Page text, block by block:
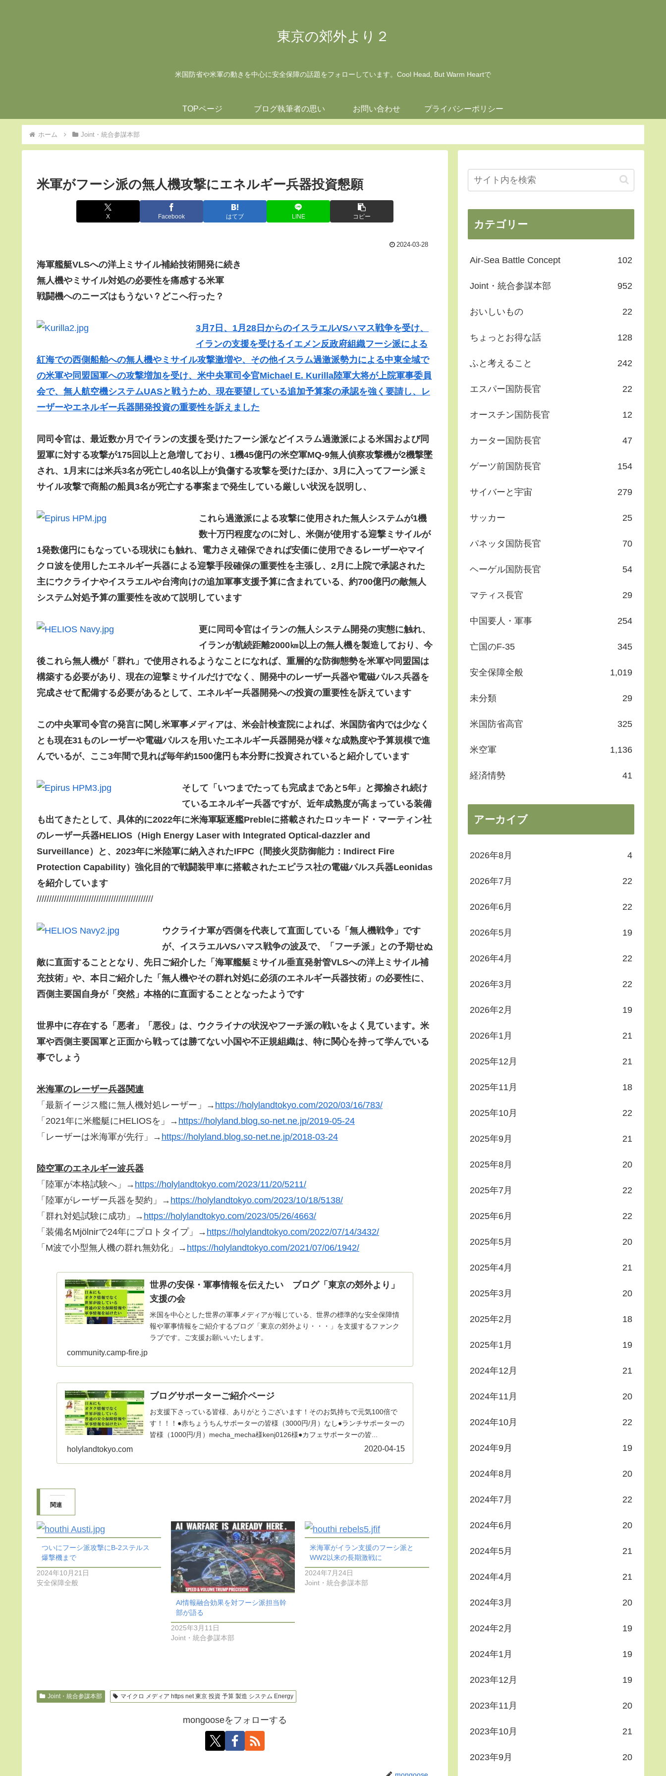
東京の郊外より２
米国防省や米軍の動きを中心に安全保障の話題をフォローしています。Cool Head, But Warm Heartで
TOPページ ブログ執筆者の思い お問い合わせ プライバシーポリシー
ホーム Joint・統合参謀本部
米軍がフーシ派の無人機攻撃にエネルギー兵器投資懇願
X Facebook はてブ LINE コピー
2024-03-28
海軍艦艇VLSへの洋上ミサイル補給技術開発に続き
無人機やミサイル対処の必要性を痛感する米軍
戦闘機へのニーズはもうない？どこへ行った？
3月7日、1月28日からのイスラエルVSハマス戦争を受け、
イランの支援を受けるイエメン反政府組織フーシ派による
紅海での西側船舶への無人機やミサイル攻撃激増や、その他イスラム過激派勢力による中東全域で
の米軍や同盟国軍への攻撃増加を受け、米中央軍司令官Michael E. Kurilla陸軍大将が上院軍事委員
会で、無人航空機システムUASと戦うため、現在要望している追加予算案の承認を強く要請し、レ
ーザーやエネルギー兵器開発投資の重要性を訴えました
同司令官は、最近数か月でイランの支援を受けたフーシ派などイスラム過激派による米国および同
盟軍に対する攻撃が175回以上と急増しており、1機45億円の米空軍MQ-9無人偵察攻撃機が2機撃墜
され、1月末には米兵3名が死亡し40名以上が負傷する攻撃を受けたほか、3月に入ってフーシ派ミ
サイル攻撃で商船の船員3名が死亡する事案まで発生している厳しい状況を説明し、
これら過激派による攻撃に使用された無人システムが1機
数十万円程度なのに対し、米側が使用する迎撃ミサイルが
1発数億円にもなっている現状にも触れ、電力さえ確保できれば安価に使用できるレーザーやマイ
クロ波を使用したエネルギー兵器による迎撃手段確保の重要性を主張し、2月に上院で承認された
主にウクライナやイスラエルや台湾向けの追加軍事支援予算に含まれている、約700億円の敵無人
システム対処予算の重要性を改めて説明しています
更に同司令官はイランの無人システム開発の実態に触れ、
イランが航続距離2000㎞以上の無人機を製造しており、今
後これら無人機が「群れ」で使用されるようなことになれば、重層的な防御態勢を米軍や同盟国は
構築する必要があり、現在の迎撃ミサイルだけでなく、開発中のレーザー兵器や電磁パルス兵器を
完成させて配備する必要があるとして、エネルギー兵器開発への投資の重要性を訴えています
この中央軍司令官の発言に関し米軍事メディアは、米会計検査院によれば、米国防省内では少なく
とも現在31ものレーザーや電磁パルスを用いたエネルギー兵器開発が様々な成熟度や予算規模で進
んでいるが、ここ3年間で見れば毎年約1500億円も本分野に投資されていると紹介しています
そして「いつまでたっても完成まであと5年」と揶揄され続け
ているエネルギー兵器ですが、近年成熟度が高まっている装備
も出てきたとして、具体的に2022年に米海軍駆逐艦Prebleに搭載されたロッキード・マーティン社
のレーザー兵器HELIOS（High Energy Laser with Integrated Optical-dazzler and
Surveillance）と、2023年に米陸軍に納入されたIFPC（間接火災防御能力：Indirect Fire
Protection Capability）強化目的で戦闘装甲車に搭載されたエピラス社の電磁パルス兵器Leonidas
を紹介しています
///////////////////////////////////////////////
ウクライナ軍が西側を代表して直面している「無人機戦争」です
が、イスラエルVSハマス戦争の波及で、「フーチ派」との予期せぬ
敵に直面することとなり、先日ご紹介した「海軍艦艇ミサイル垂直発射管VLSへの洋上ミサイル補
充技術」や、本日ご紹介した「無人機やその群れ対処に必須のエネルギー兵器技術」の必要性に、
西側主要国自身が「突然」本格的に直面することとなったようです
世界中に存在する「悪者」「悪役」は、ウクライナの状況やフーチ派の戦いをよく見ています。米
軍や西側主要国軍と正面から戦っては勝てない小国や不正規組織は、特に関心を持って学んでいる
事でしょう
米海軍のレーザー兵器関連
「最新イージス艦に無人機対処レーザー」→ https://holylandtokyo.com/2020/03/16/783/
「2021年に米艦艇にHELIOSを」→ https://holyland.blog.so-net.ne.jp/2019-05-24
「レーザーは米海軍が先行」→ https://holyland.blog.so-net.ne.jp/2018-03-24
陸空軍のエネルギー波兵器
「陸軍が本格試験へ」→ https://holylandtokyo.com/2023/11/20/5211/
「陸軍がレーザー兵器を契約」→ https://holylandtokyo.com/2023/10/18/5138/
「群れ対処試験に成功」→ https://holylandtokyo.com/2023/05/26/4663/
「装備名Mjölnirで24年にプロトタイプ」→ https://holylandtokyo.com/2022/07/14/3432/
「M波で小型無人機の群れ無効化」→ https://holylandtokyo.com/2021/07/06/1942/
世界の安保・軍事情報を伝えたい ブログ「東京の郊外より」
支援の会
米国を中心とした世界の軍事メディアが報じている、世界の標準的な安全保障情
報や軍事情報をご紹介するブログ「東京の郊外より・・・」を支援するファンク
ラブです。ご支援お願いいたします。
community.camp-fire.jp
ブログサポーターご紹介ページ
お支援下さっている皆様、ありがとうございます！そのお気持ちで元気100倍で
す！！！●赤ちょうちんサポーターの皆様（3000円/月）なし●ランチサポーターの
皆様（1000円/月）mecha_mecha様kenj0126様●カフェサポーターの皆...
holylandtokyo.com 2020-04-15
関連
ついにフーシ派攻撃にB-2ステルス
爆撃機まで
2024年10月21日
安全保障全般
AI情報融合効果を対フーシ派担当幹
部が語る
2025年3月11日
Joint・統合参謀本部
米海軍がイラン支援のフーシ派と
WW2以来の長期激戦に
2024年7月24日
Joint・統合参謀本部
Joint・統合参謀本部 マイクロ メディア https net 東京 投資 予算 製造 システム Energy
mongooseをフォローする
mongoose
カテゴリー
Air-Sea Battle Concept 102
Joint・統合参謀本部 952
おいしいもの 22
ちょっとお得な話 128
ふと考えること 242
エスパー国防長官 22
オースチン国防長官 12
カーター国防長官 47
ゲーツ前国防長官 154
サイバーと宇宙 279
サッカー 25
パネッタ国防長官 70
ヘーゲル国防長官 54
マティス長官 29
中国要人・軍事 254
亡国のF-35 345
安全保障全般 1,019
未分類 29
米国防省高官 325
米空軍 1,136
経済情勢 41
アーカイブ
2026年8月 4
2026年7月 22
2026年6月 22
2026年5月 19
2026年4月 22
2026年3月 22
2026年2月 19
2026年1月 21
2025年12月 21
2025年11月 18
2025年10月 22
2025年9月 21
2025年8月 20
2025年7月 22
2025年6月 22
2025年5月 20
2025年4月 21
2025年3月 20
2025年2月 18
2025年1月 19
2024年12月 21
2024年11月 20
2024年10月 22
2024年9月 19
2024年8月 20
2024年7月 22
2024年6月 20
2024年5月 21
2024年4月 21
2024年3月 20
2024年2月 19
2024年1月 19
2023年12月 19
2023年11月 20
2023年10月 21
2023年9月 20